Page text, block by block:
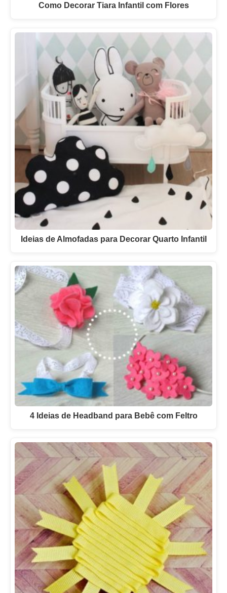
Como Decorar Tiara Infantil com Flores
Ideias de Almofadas para Decorar Quarto Infantil
4 Ideias de Headband para Bebê com Feltro